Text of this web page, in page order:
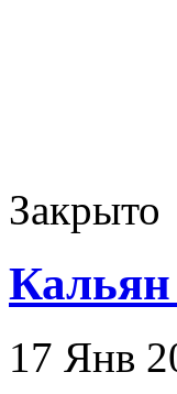
Закрыто
17 Янв